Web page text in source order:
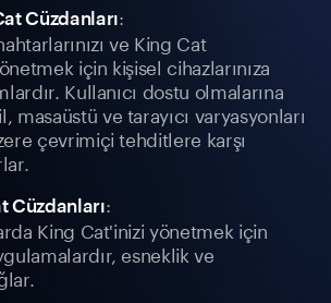
Cüzdanları:
ve King Cat
için kişisel cihazlarınıza
Kullanıcı dostu olmalarına
masaüstü ve tarayıcı varyasyonları
çevrimiçi tehditlere karşı
Cüzdanları:
King Cat'inizi yönetmek için
esneklik ve